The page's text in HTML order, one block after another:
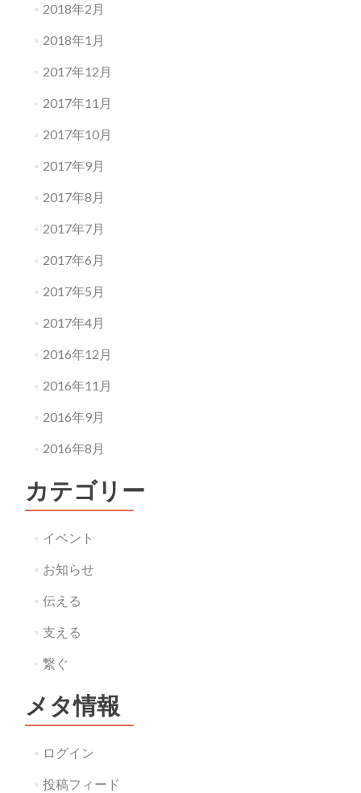
2018年2月
2018年1月
2017年12月
2017年11月
2017年10月
2017年9月
2017年8月
2017年7月
2017年6月
2017年5月
2017年4月
2016年12月
2016年11月
2016年9月
2016年8月
カテゴリー
イベント
お知らせ
伝える
支える
繋ぐ
メタ情報
ログイン
投稿フィード